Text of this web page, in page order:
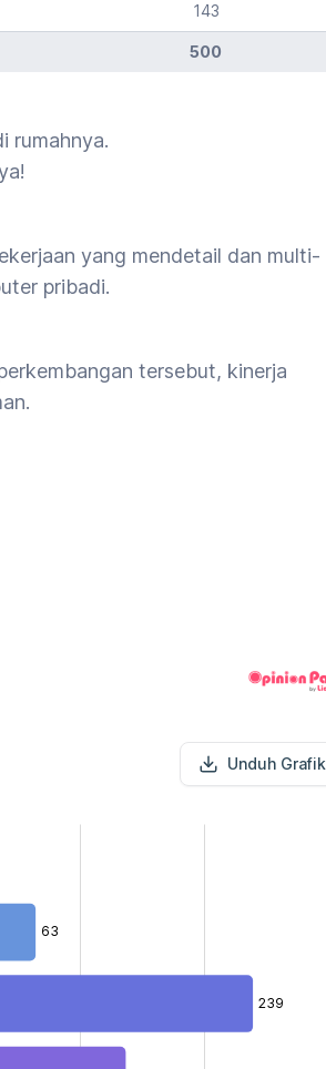
143
500
rumahnya.
yang mendetail dan multi-
pribadi.
tersebut, kinerja
Unduh Grafik
63
239